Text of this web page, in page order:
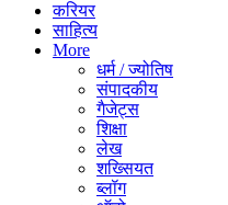
करियर
साहित्य
More
धर्म / ज्योतिष
संपादकीय
गैजेट्स
शिक्षा
लेख
शख्सियत
ब्लॉग